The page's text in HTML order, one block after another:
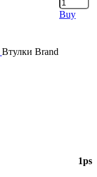
Buy
Втулки Brand
1ps